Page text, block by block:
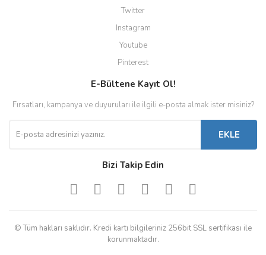
Twitter
Instagram
Youtube
Pinterest
E-Bültene Kayıt Ol!
Fırsatları, kampanya ve duyuruları ile ilgili e-posta almak ister misiniz?
EKLE
Bizi Takip Edin
© Tüm hakları saklıdır. Kredi kartı bilgileriniz 256bit SSL sertifikası ile
korunmaktadır.